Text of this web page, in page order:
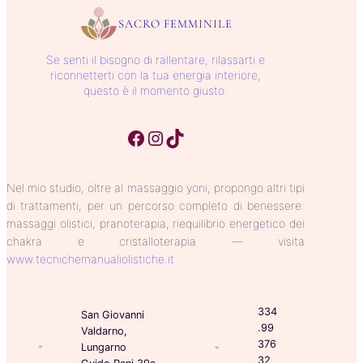
SACRO FEMMINILE
Se senti il bisogno di rallentare, rilassarti e
riconnetterti con la tua energia interiore,
questo è il momento giusto.
Facebook Instagram TikTok
Nel mio studio, oltre al massaggio yoni, propongo altri tipi
di trattamenti, per un percorso completo di benessere:
massaggi olistici, pranoterapia, riequilibrio energetico dei
chakra e cristalloterapia — visita
www.tecnichemanualiolistiche.it
San Giovanni
Valdarno,
Lungarno
334
.99
376
32